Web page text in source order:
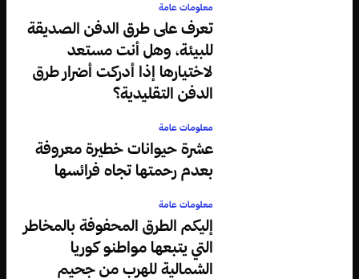
معلومات عامة
تعرف على طرق الدفن الصديقة
للبيئة، وهل أنت مستعد
لاختيارها إذا أدركت أضرار طرق
الدفن التقليدية؟
معلومات عامة
عشرة حيوانات خطيرة معروفة
بعدم رحمتها تجاه فرائسها
معلومات عامة
إليكم الطرق المحفوفة بالمخاطر
التي يتبعها مواطنو كوريا
الشمالية للهرب من جحيم